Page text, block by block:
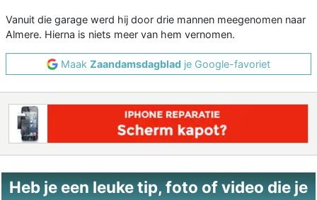
Vanuit die garage werd hij door drie mannen meegenomen naar
Almere. Hierna is niets meer van hem vernomen.
Maak Zaandamsdagblad je Google-favoriet
Heb je een leuke tip, foto of video die je